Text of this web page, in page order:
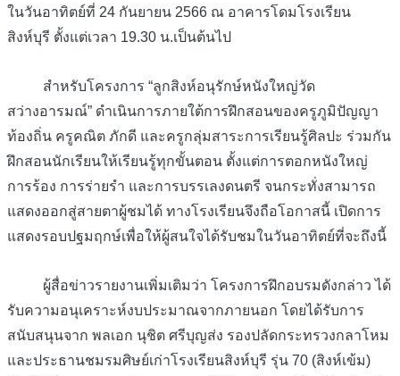
ในวันอาทิตย์ที่ 24 กันยายน 2566 ณ อาคารโดมโรงเรียน
สิงห์บุรี ตั้งแต่เวลา 19.30 น.เป็นต้นไป
สำหรับโครงการ “ลูกสิงห์อนุรักษ์หนังใหญ่วัด
สว่างอารมณ์” ดำเนินการภายใต้การฝึกสอนของครูภูมิปัญญา
ท้องถิ่น ครูคณิต ภักดี และครูกลุ่มสาระการเรียนรู้ศิลปะ ร่วมกัน
ฝึกสอนนักเรียนให้เรียนรู้ทุกขั้นตอน ตั้งแต่การตอกหนังใหญ่
การร้อง การร่ายรำ และการบรรเลงดนตรี จนกระทั่งสามารถ
แสดงออกสู่สายตาผู้ชมได้ ทางโรงเรียนจึงถือโอกาสนี้ เปิดการ
แสดงรอบปฐมฤกษ์เพื่อให้ผู้สนใจได้รับชมในวันอาทิตย์ที่จะถึงนี้
ผู้สื่อข่าวรายงานเพิ่มเติมว่า โครงการฝึกอบรมดังกล่าว ได้
รับความอนุเคราะห์งบประมาณจากภายนอก โดยได้รับการ
สนับสนุนจาก พลเอก นุชิต ศรีบุญส่ง รองปลัดกระทรวงกลาโหม
และประธานชมรมศิษย์เก่าโรงเรียนสิงห์บุรี รุ่น 70 (สิงห์เข้ม)